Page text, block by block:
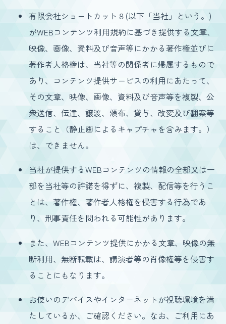
有限会社ショートカット８(以下「当社」という。)
がWEBコンテンツ利用規約に基づき提供する文章、
映像、画像、資料及び音声等にかかる著作権並びに
著作者人格権は、当社等の関係者に帰属するもので
あり、コンテンツ提供サービスの利用にあたって、
その文章、映像、画像、資料及び音声等を複製、公
衆送信、伝達、譲渡、頒布、貸与、改変及び翻案等
すること（静止画によるキャプチャを含みます。）
は、できません。
当社が提供するWEBコンテンツの情報の全部又は一
部を当社等の許諾を得ずに、複製、配信等を行うこ
とは、著作権、著作者人格権を侵害する行為であ
り、刑事責任を問われる可能性があります。
また、WEBコンテンツ提供にかかる文章、映像の無
断利用、無断転載は、講演者等の肖像権等を侵害す
ることにもなります。
お使いのデバイスやインターネットが視聴環境を満
たしているか、ご確認ください。なお、ご利用にあ